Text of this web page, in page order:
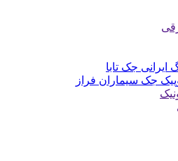
ایرانی جک تابا
جک سیماران فراز